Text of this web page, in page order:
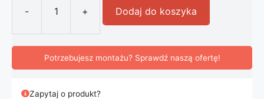
-
ilość Lampa Artemide Demetra
+ Dodaj do koszyka
Potrzebujesz montażu? Sprawdź naszą ofertę!
Zapytaj o produkt?